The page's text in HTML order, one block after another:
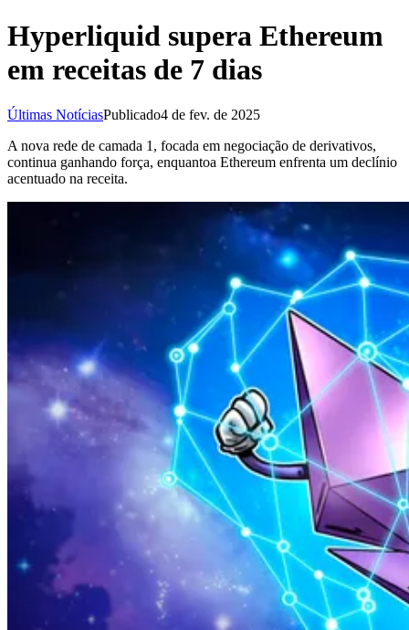
Hyperliquid supera Ethereum
em receitas de 7 dias
Últimas NotíciasPublicado4 de fev. de 2025
A nova rede de camada 1, focada em negociação de derivativos,
continua ganhando força, enquantoa Ethereum enfrenta um declínio
acentuado na receita.